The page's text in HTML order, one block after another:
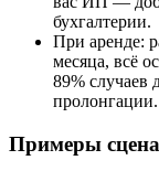
бухгалтерии.
При аренде:
месяца, всё
89% случаев
пролонгации.
Примеры